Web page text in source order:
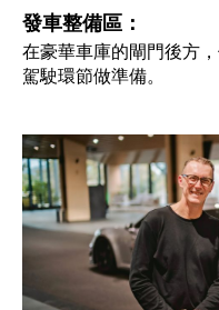
發車整備區：
在豪華車庫的閘門後方，
駕駛環節做準備。